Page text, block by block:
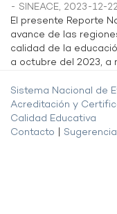
- SINEACE, 2023-12-22
El presente Reporte
avance de las
calidad de la
a octubre del 2023, a
Sistema Nacional de
Acreditación y
Calidad Educativa
Contacto